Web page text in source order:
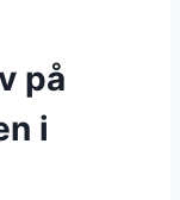
på
i